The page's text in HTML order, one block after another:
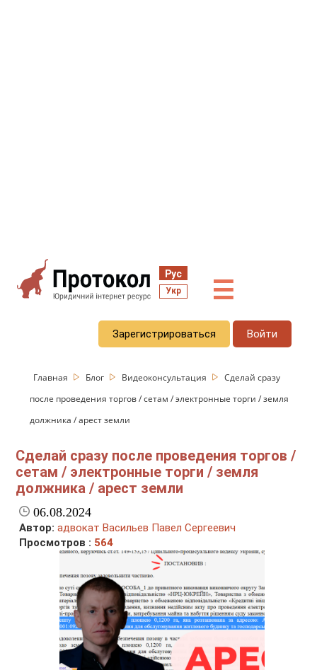
Рус
Укр ☰
Зарегистрироваться Войти
Главная Блог Видеоконсультация
Сделай сразу
после проведения торгов / сетам / электронные торги / земля
должника / арест земли
Сделай сразу после проведения торгов /
сетам / электронные торги / земля
должника / арест земли
06.08.2024
Автор: адвокат Васильев Павел Сергеевич
Просмотров : 564